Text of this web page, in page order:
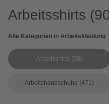
Arbeitsshirts
Alle Kategorien in Arbeitskleidung
Arbeitsshirts (90)
Arbeitshandschuhe (471)